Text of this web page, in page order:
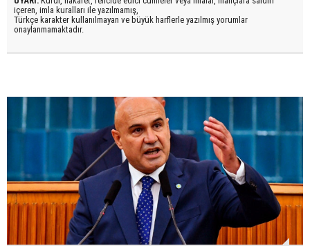
içeren, imla kuralları ile yazılmamış,
Türkçe karakter kullanılmayan ve büyük harflerle yazılmış yorumlar
onaylanmamaktadır.